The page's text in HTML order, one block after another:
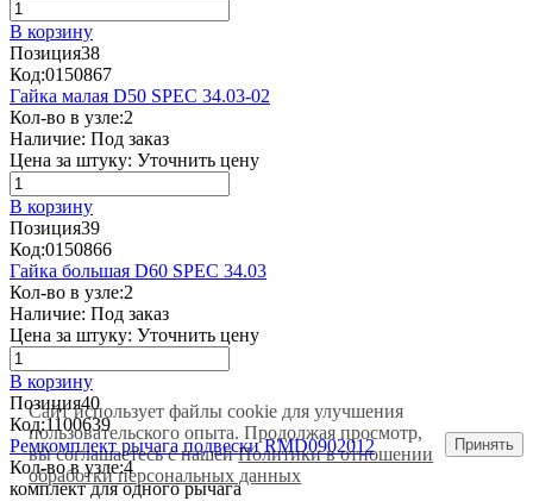
В корзину
Позиция38
Код:0150867
Гайка малая D50 SPEC 34.03-02
Кол-во в узле:2
Наличие: Под заказ
Цена за штуку: Уточнить цену
В корзину
Позиция39
Код:0150866
Гайка большая D60 SPEC 34.03
Кол-во в узле:2
Наличие: Под заказ
Цена за штуку: Уточнить цену
В корзину
Позиция40
Код:1100639
Ремкомплект рычага подвески RMD0902012
Кол-во в узле:4
комплект для одного рычага
Сайт использует файлы cookie для улучшения
пользовательского опыта. Продолжая просмотр,
вы соглашаетесь с нашейПолитики в отношении
обработки персональных данных
Принять